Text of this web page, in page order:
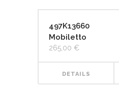
497K13660
Mobiletto
265,00 €
DETAILS